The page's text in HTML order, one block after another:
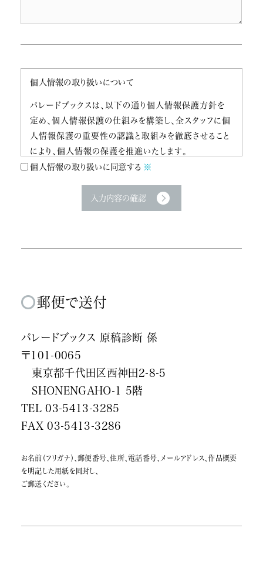
個人情報の取り扱いについて
パレードブックスは、以下の通り個人情報保護方針を
定め、個人情報保護の仕組みを構築し、全スタッフに個
人情報保護の重要性の認識と取組みを徹底させること
により、個人情報の保護を推進いたします。
個人情報とはパレードブックスがお客様からお預かりし
2.個人情報の管理
を防止するため、セキュリティシステムの維持・管理体
制の整備・社員教育の徹底等の必要な措置を講じ、個
3.個人情報の利用目的
個人情報は、パレードブックスからのご連絡や業務のご
料をご送付する際に利用いたします。また、パレードブッ
クスの自費出版サービスをお申し込みいただいた後も、
自費出版サービスのご提供・遂行以外の目的で利用す
4.個人情報の第三者への提供
パレードブックスは、個人情報を適切に管理し、次のい
個人情報の取り扱いに同意する ※
郵便で送付
パレードブックス 原稿診断 係
〒101-0065
東京都千代田区西神田2-8-5
SHONENGAHO-1 5階
TEL 03-5413-3285
FAX 03-5413-3286
お名前（フリガナ）、郵便番号、住所、電話番号、メールアドレス、作品概要
を明記した用紙を同封し、
ご郵送ください。